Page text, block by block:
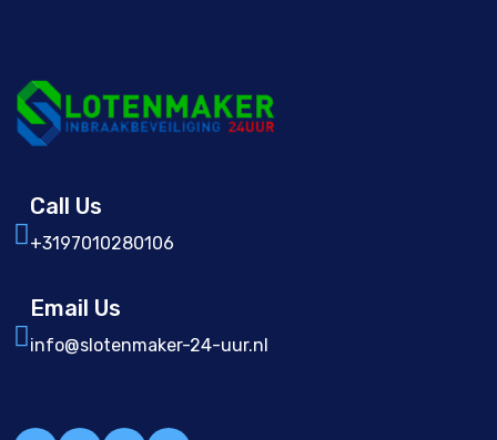
Call Us
+3197010280106
Email Us
info@slotenmaker-24-uur.nl